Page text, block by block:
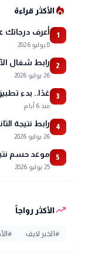
local_fire_departmentالأكثر قراءة
1 أعرف درجاتك عندنا..
8 يوليو 2026
2 رابط شغال الآن..
26 يوليو 2026
3 غدًا.. بدء
منذ 6 أيام
4 رابط نتيجة الثانوية الأزهرية 2026 برقم
26 يوليو 2026
5 موعد حسم نتيجة الثانوية
25 يوليو 2026
trending_upالأكثر رواجاً
# الخبر لايف #